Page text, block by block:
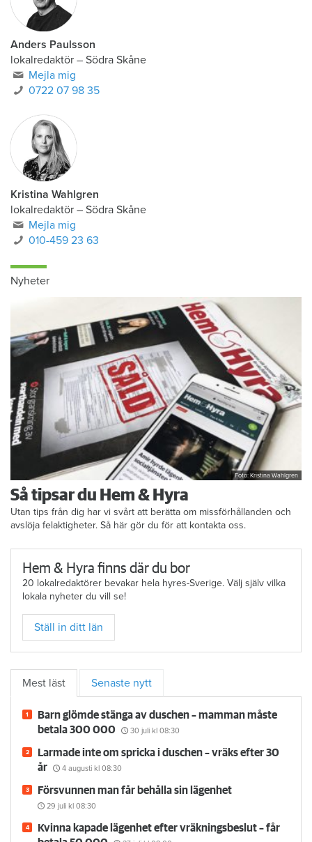
Anders Paulsson
lokalredaktör – Södra Skåne
Mejla mig
0722 07 98 35
Kristina Wahlgren
lokalredaktör – Södra Skåne
Mejla mig
010-459 23 63
Nyheter
Foto: Kristina Wahlgren
Så tipsar du Hem & Hyra
Utan tips från dig har vi svårt att berätta om missförhållanden och
avslöja felaktigheter. Så här gör du för att kontakta oss.
Hem & Hyra finns där du bor
20 lokalredaktörer bevakar hela hyres-Sverige. Välj själv vilka
lokala nyheter du vill se!
Ställ in ditt län
Mest läst Senaste nytt
Barn glömde stänga av duschen – mamman måste
betala 300 000
30 juli kl 08:30
Larmade inte om spricka i duschen – vräks efter 30
år
4 augusti kl 08:30
Försvunnen man får behålla sin lägenhet
29 juli kl 08:30
Kvinna kapade lägenhet efter vräkningsbeslut – får